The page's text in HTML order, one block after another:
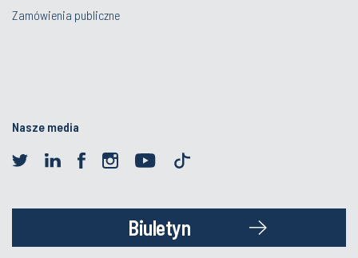
Zamówienia publiczne
Nasze media
Biuletyn